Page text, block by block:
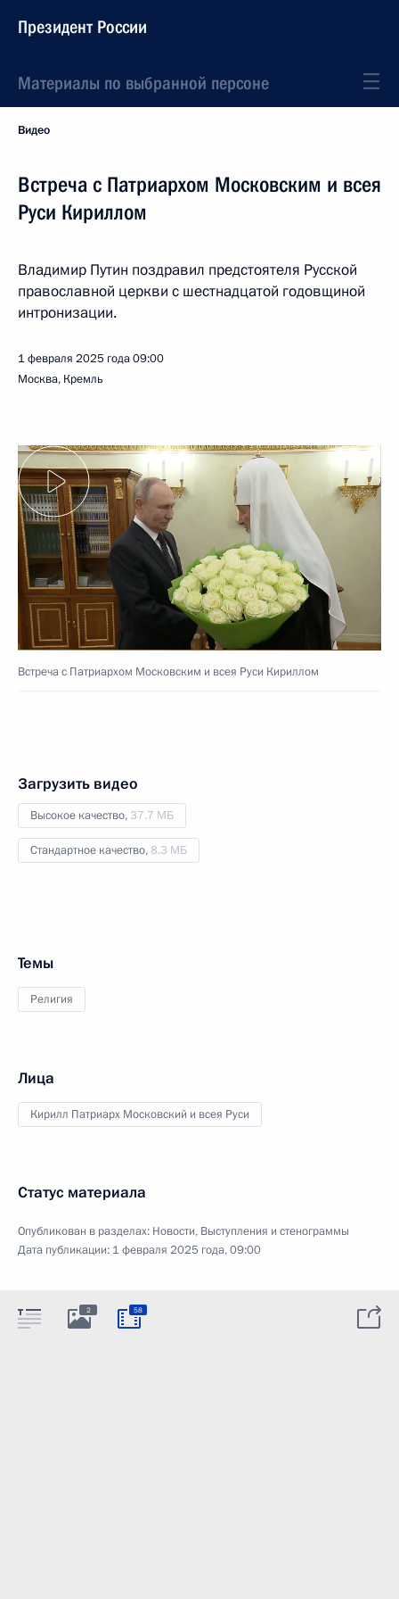
Президент России
Материалы по выбранной персоне
Видео
Встреча с Патриархом Московским и всея
Руси Кириллом
Владимир Путин поздравил предстоятеля Русской
православной церкви с шестнадцатой годовщиной
интронизации.
1 февраля 2025 года09:00
Москва, Кремль
Встреча с Патриархом Московским и всея Руси Кириллом
Загрузить видео
Высокое качество, 37.7 МБ
Стандартное качество,8.3 МБ
Темы
Религия
Лица
Кирилл Патриарх Московский и всея Руси
Статус материала
Опубликован в разделах: Новости, Выступления и стенограммы
Дата публикации: 1 февраля 2025 года, 09:00
2 58